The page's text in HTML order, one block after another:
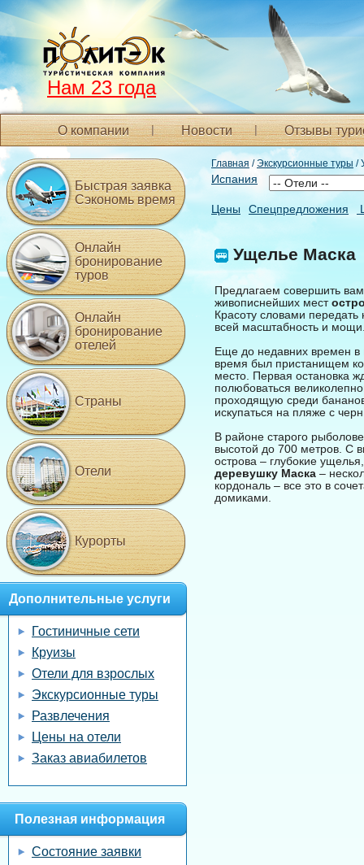
Нам 23 года
О компании Новости Отзывы
Главная /Экскурсионные туры /
Испания
Цены Спецпредложения
Ущелье Маска
Предлагаем совершить
живописнейших мест
Красоту словами
всей масштабность и
Еще до недавних времен в
время был пристанищем
место. Первая остановка
полюбоваться
проходящую среди
искупаться на пляже с
В районе старого
высотой до 700 метров. С
острова – глубокие
деревушку Маска –
кордональ – все это в
домиками.
Быстрая заявка
Сэкономь время
Онлайн
бронирование
туров
Онлайн
бронирование
отелей
Страны
Отели
Курорты
Дополнительные услуги
Гостиничные сети
Круизы
Отели для взрослых
Экскурсионные туры
Развлечения
Цены на отели
Заказ авиабилетов
Полезная информация
Состояние заявки